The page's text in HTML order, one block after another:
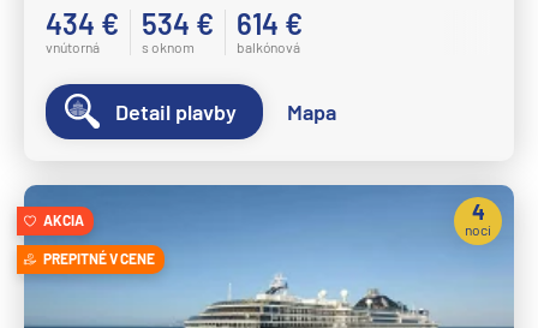
Disney Adventure
Disney Destiny
Disney Fantasy
Disney Magic
Disney Wish
Disney Wonder
434 €
vnútorná
534 €
s oknom
614 €
balkónová
Detail plavby Mapa
AKCIA
PREPITNÉ V CENE
4
noci